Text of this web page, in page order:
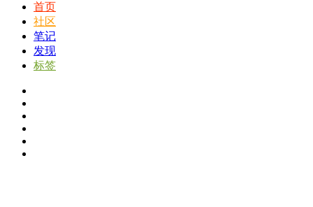
首页
社区
笔记
发现
标签